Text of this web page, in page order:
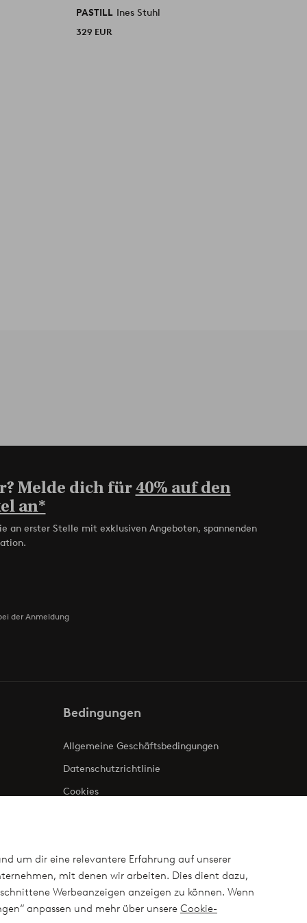
um dir eine relevantere Erfahrung auf unserer
mit denen wir arbeiten. Dies dient dazu,
Werbeanzeigen anzeigen zu können. Wenn
anpassen und mehr über unsere Cookie-
PASTILL Ines Stuhl
329 EUR
Melde dich für40% auf den
an*
an erster Stelle mit exklusiven Angeboten, spannenden
der Anmeldung
Bedingungen
Allgemeine Geschäftsbedingungen
Datenschutzrichtlinie
Cookies